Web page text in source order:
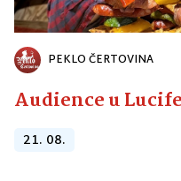
PEKLO ČERTOVINA
Audience u
21. 08.